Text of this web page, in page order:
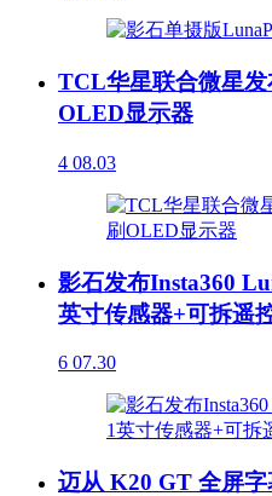
TCL华星联合微星发
OLED显示器
4 08.03
影石发布Insta360
英寸传感器+可拆遥
6 07.30
迈从 K20 GT 全屏